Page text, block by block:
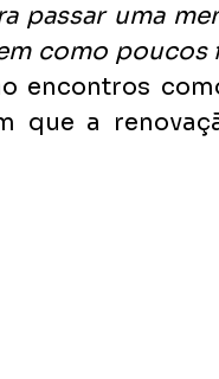
passar uma
como poucos
encontros
que a